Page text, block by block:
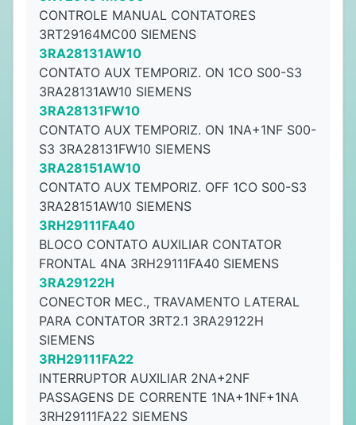
CONTROLE MANUAL CONTATORES
3RT29164MC00 SIEMENS
3RA28131AW10
CONTATO AUX TEMPORIZ. ON 1CO S00-S3
3RA28131AW10 SIEMENS
3RA28131FW10
CONTATO AUX TEMPORIZ. ON 1NA+1NF S00-
S3 3RA28131FW10 SIEMENS
3RA28151AW10
CONTATO AUX TEMPORIZ. OFF 1CO S00-S3
3RA28151AW10 SIEMENS
3RH29111FA40
BLOCO CONTATO AUXILIAR CONTATOR
FRONTAL 4NA 3RH29111FA40 SIEMENS
3RA29122H
CONECTOR MEC., TRAVAMENTO LATERAL
PARA CONTATOR 3RT2.1 3RA29122H
SIEMENS
3RH29111FA22
INTERRUPTOR AUXILIAR 2NA+2NF
PASSAGENS DE CORRENTE 1NA+1NF+1NA
3RH29111FA22 SIEMENS